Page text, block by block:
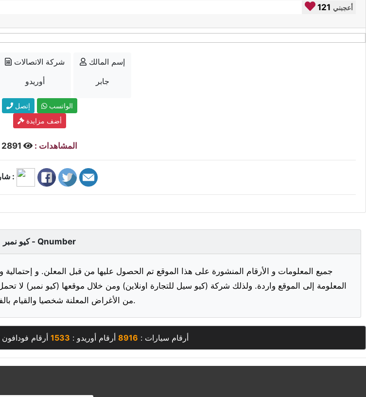
121 أعجبني
شركة الاتصالات
أوريدو
إسم المالك
جابر
إتصل
الواتسب
أضف مزايدة
المشاهدات :
شارك :
كيو نمبر - Qnumber
جميع المعلومات و الأرقام المنشورة على هذا الموقع تم الحصول عليها من قبل المعلن. و
المعلومة إلى الموقع واردة. ولذلك شركة (كيو سيل للتجارة اونلاين) ومن خلال موقعها (كيو نمبر) لا
من الأغراض المعلنة شخصيا والقيام بالفحص قبل الشراء.
أرقام سيارات : 8916 أرقام أوريدو : 1533 أرقام فودافون